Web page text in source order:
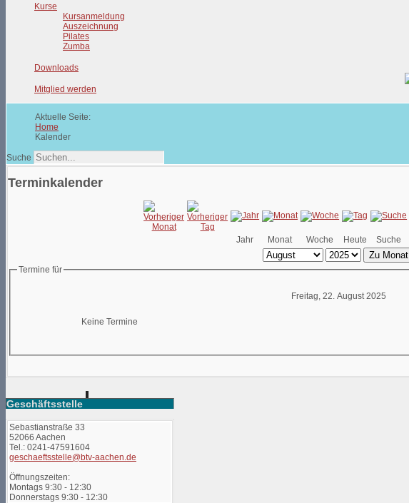
Kurse
Kursanmeldung
Auszeichnung
Pilates
Zumba
Downloads
Mitglied werden
Aktuelle Seite:
Home
Kalender
Suche
Terminkalender
Jahr Monat Woche Heute Suche
Zu Monat
Termine für
Freitag, 22. August 2025
Keine Termine
Geschäftsstelle
Sebastianstraße 33
52066 Aachen
Tel.: 0241-47591604
geschaeftsstelle@btv-aachen.de
Öffnungszeiten:
Montags 9:30 - 12:30
Donnerstags 9:30 - 12:30